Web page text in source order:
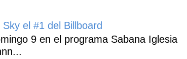
el #1 del Billboard
9 en el programa Sabana Iglesia